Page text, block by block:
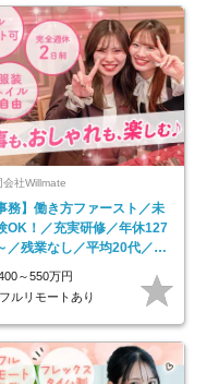
会社Willmate
務】働き方ファースト／未
OK！／充実研修／年休127
／残業なし／平均20代／リ
トOK
～550万円
フルリモートあり